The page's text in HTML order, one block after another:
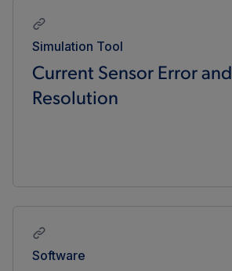
Simulation Tool
Current Sensor Error and
Resolution
Software